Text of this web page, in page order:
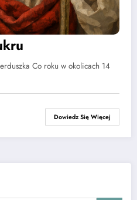
Co roku w okolicach 14
Dowiedz Się Więcej